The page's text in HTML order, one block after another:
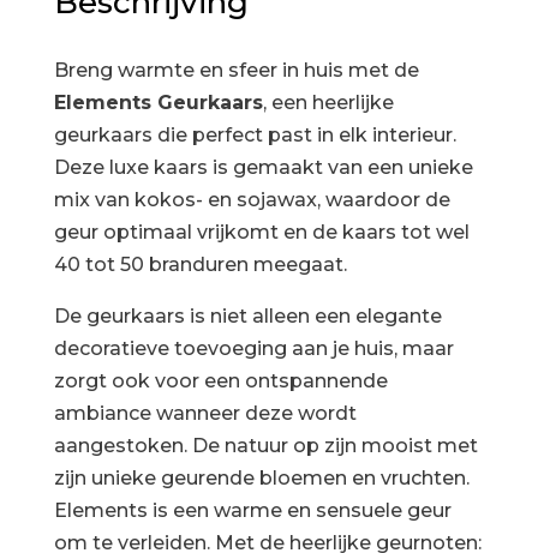
Breng warmte en sfeer in huis met de
Elements Geurkaars, een heerlijke
geurkaars die perfect past in elk interieur.
Deze luxe kaars is gemaakt van een unieke
mix van kokos- en sojawax, waardoor de
geur optimaal vrijkomt en de kaars tot wel
40 tot 50 branduren meegaat.
De geurkaars is niet alleen een elegante
decoratieve toevoeging aan je huis, maar
zorgt ook voor een ontspannende
ambiance wanneer deze wordt
aangestoken. De natuur op zijn mooist met
zijn unieke geurende bloemen en vruchten.
Elements is een warme en sensuele geur
om te verleiden. Met de heerlijke geurnoten: